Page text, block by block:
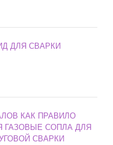
ДЛЯ СВАРКИ
КАК ПРАВИЛО
ГАЗОВЫЕ СОПЛА ДЛЯ
СВАРКИ